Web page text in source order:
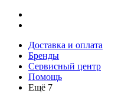
Доставка и оплата
Бренды
Сервисный центр
Помощь
Ещё 7